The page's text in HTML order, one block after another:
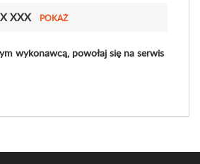
XXX POKAŻ
wykonawcą, powołaj się na serwis